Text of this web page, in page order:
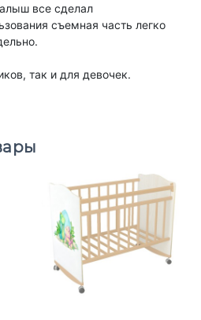
все сделал
съемная часть легко
так и для девочек.